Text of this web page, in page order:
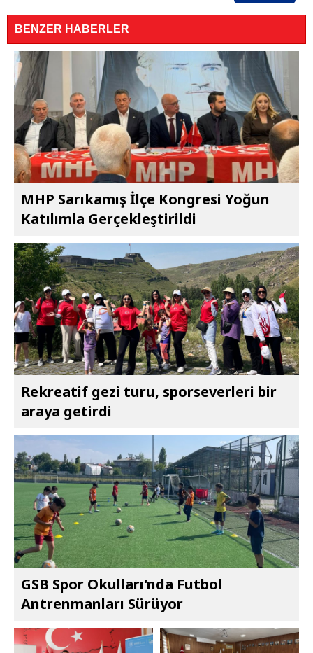
BENZER HABERLER
MHP Sarıkamış İlçe Kongresi Yoğun
Katılımla Gerçekleştirildi
Rekreatif gezi turu, sporseverleri bir
araya getirdi
GSB Spor Okulları'nda Futbol
Antrenmanları Sürüyor